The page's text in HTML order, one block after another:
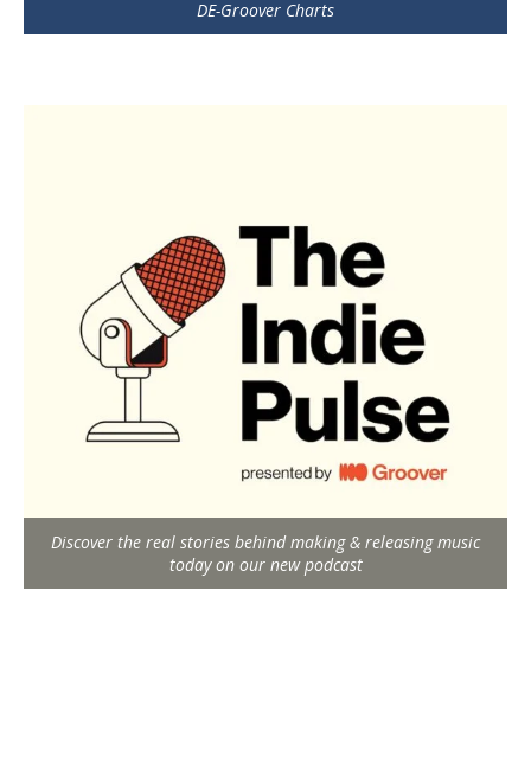
DE-Groover Charts
Discover the real stories behind making & releasing music
today on our new podcast